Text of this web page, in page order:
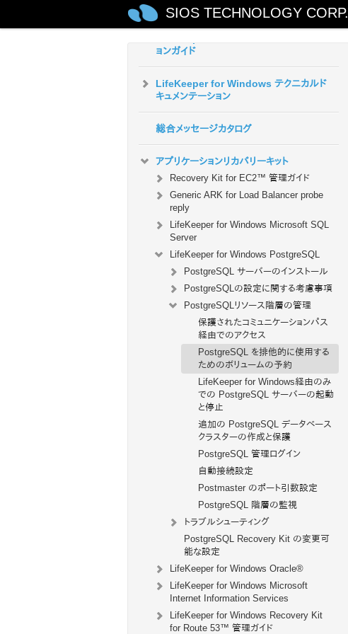
SIOS TECHNOLOGY CORP.
Windows の利用について
ョンガイド
LifeKeeper for Windows テクニカルド
キュメンテーション
総合メッセージカタログ
アプリケーションリカバリーキット
Recovery Kit for EC2™ 管理ガイド
Generic ARK for Load Balancer probe
reply
LifeKeeper for Windows Microsoft SQL
Server
LifeKeeper for Windows PostgreSQL
PostgreSQL サーバーのインストール
PostgreSQLの設定に関する考慮事項
PostgreSQLリソース階層の管理
保護されたコミュニケーションパス
経由でのアクセス
PostgreSQL を排他的に使用する
ためのボリュームの予約
LifeKeeper for Windows経由のみ
での PostgreSQL サーバーの起動
と停止
追加の PostgreSQL データベース
クラスターの作成と保護
PostgreSQL 管理ログイン
自動接続設定
Postmaster のポート引数設定
PostgreSQL 階層の監視
トラブルシューティング
PostgreSQL Recovery Kit の変更可
能な設定
LifeKeeper for Windows Oracle®
LifeKeeper for Windows Microsoft
Internet Information Services
LifeKeeper for Windows Recovery Kit
for Route 53™ 管理ガイド